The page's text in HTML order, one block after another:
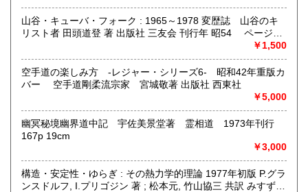
山谷・キューバ・フォーク : 1965～1978 変歴誌 山谷のキ
リスト者 田頭道登 著 出版社 三友会 刊行年 昭54 ページ数
￥1,500
空手道の楽しみ方 -レジャー・シリーズ6- 昭和42年重版カ
バー 空手道剛柔流宗家 宮城敬著 出版社 西東社
￥5,000
幽冥秘境幽界道中記 宇佐美景堂著 霊相道 1973年刊行
167p 19cm
￥3,000
構造・安定性・ゆらぎ : その熱力学的理論 1977年初版 P.グラ
ンスドルフ, I.プリゴジン 著 ; 松本元, 竹山協三 共訳 みすず書